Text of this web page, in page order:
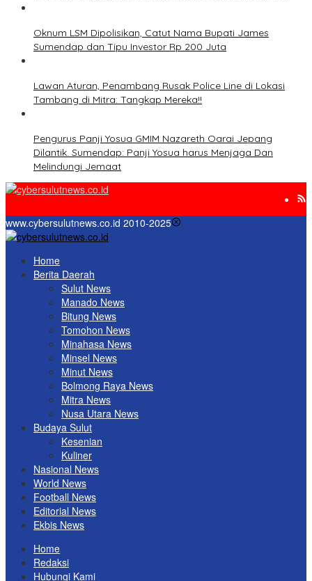
Oknum LSM Dipolisikan, Catut Nama Bupati James
Sumendap dan Tipu Investor Rp 200 Juta
Lawan Aturan, Penambang Rusak Police Line di Lokasi
Tambang di Mitra: Tangkap Mereka!!
Pengurus Panji Yosua GMIM Nazareth Oarai Jepang
Dilantik. Sumendap: Panji Yosua harus Menjaga Dan
Melindungi Jemaat
www.cybersulutnews.co.id 2010-2025
Home
Berita Daerah
Sulut News
Manado News
Bitung News
Tomohon News
Minahasa News
Minsel News
Minut News
Bolmong Raya News
Mitra News
Nusa Utara News
Budaya Sulut
Kesenian
Kuliner
Nasional News
World News
Football News
Editorial News
Ekbis News
Home
Redaksi
Hubungi Kami